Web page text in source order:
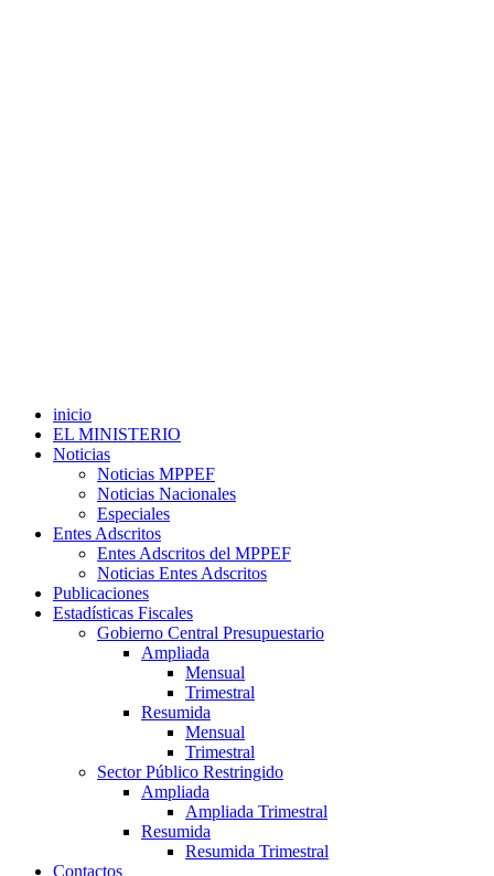
inicio
EL MINISTERIO
Noticias
Noticias MPPEF
Noticias Nacionales
Especiales
Entes Adscritos
Entes Adscritos del MPPEF
Noticias Entes Adscritos
Publicaciones
Estadísticas Fiscales
Gobierno Central Presupuestario
Ampliada
Mensual
Trimestral
Resumida
Mensual
Trimestral
Sector Público Restringido
Ampliada
Ampliada Trimestral
Resumida
Resumida Trimestral
Contactos